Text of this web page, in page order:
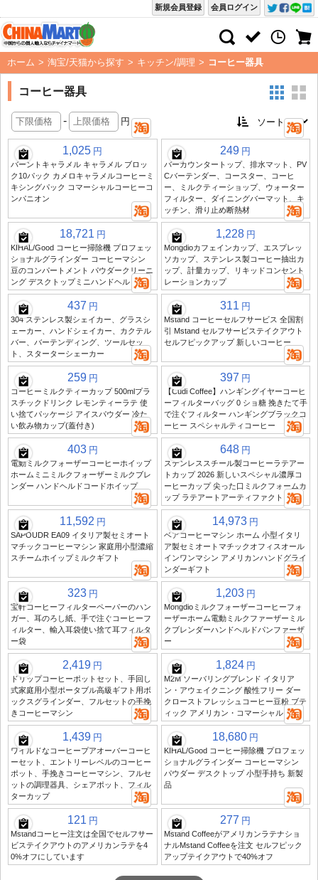
会員ログイン
新規会員登録
ホーム > 淘宝/天猫から探す > キッチン/調理 > コーヒー器具
コーヒー器具
- 円
1,025 円
バーントキャラメル キャラメル ブロッ
ク10パック カメロキャラメルコーヒーミ
キシングパック コマーシャルコーヒーコ
ンパニオン
249 円
バーカウンタートップ、排水マット、PV
Cバーテンダー、コースター、コーヒ
ー、ミルクティーショップ、ウォーター
フィルター、ダイニングバーマット、キ
ッチン、滑り止め断熱材
18,721 円
KIHAL/Good コーヒー掃除機 プロフェッ
ショナルグラインダー コーヒーマシン
豆のコンパートメント パウダークリーニ
ング デスクトップミニハンドヘルド
1,228 円
Mongdioカフェインカップ、エスプレッ
ソカップ、ステンレス製コーヒー抽出カ
ップ、計量カップ、リキッドコンセント
レーションカップ
437 円
304 ステンレス製シェイカー、グラスシ
ェーカー、ハンドシェイカー、カクテル
バー、バーテンディング、ツールセッ
ト、スターターシェーカー
311 円
Mstand コーヒーセルフサービス 全国割
引 Mstand セルフサービステイクアウト
セルフピックアップ 新しいコーヒー
259 円
コーヒーミルクティーカップ 500mlプラ
スチックドリンク レモンティーラテ 使
い捨てパッケージ アイスパウダー 冷た
い飲み物カップ(蓋付き)
397 円
【Cudi Coffee】ハンギングイヤーコーヒ
ーフィルターバッグ 0 ショ糖 挽きたて手
で注ぐフィルター ハンギングブラックコ
ーヒー スペシャルティコーヒー
403 円
電動ミルクフォーザーコーヒーホイップ
ホームミニミルクフォーザーミルクブレ
ンダー ハンドヘルドコードホイップ
648 円
ステンレススチール製コーヒーラテアー
トカップ 2026 新しいスペシャル濃厚コ
ーヒーカップ 尖った口ミルクフォームカ
ップ ラテアートアーティファクト
11,592 円
SAPOUDR EA09 イタリア製セミオート
マチックコーヒーマシン 家庭用小型濃縮
スチームホイップミルクギフト
14,973 円
ベアコーヒーマシン ホーム 小型イタリ
ア製セミオートマチックオフィスオール
インワンマシン アメリカンハンドグライ
ンダーギフト
323 円
宝軒コーヒーフィルターペーパーのハン
ガー、耳のろし紙、手で注ぐコーヒーフ
ィルター、輸入耳袋使い捨て耳フィルタ
ー袋
1,203 円
Mongdioミルクフォーザーコーヒーフォ
ーザーホーム電動ミルクファーザーミル
クブレンダーハンドヘルドパンファーザ
ー
2,419 円
ドリップコーヒーポットセット、手回し
式家庭用小型ポータブル高級ギフト用ボ
ックスグラインダー、フルセットの手挽
きコーヒーマシン
1,824 円
M2M ソーバリングブレンド イタリア
ン・アウェイクニング 酸性フリー ダー
クローストフレッシュコーヒー豆粉 ブテ
ィック アメリカン・コマーシャル 454g
1,439 円
ワイルドなコーヒープアオーバーコーヒ
ーセット、エントリーレベルのコーヒー
ポット、手挽きコーヒーマシン、フルセ
ットの調理器具、シェアポット、フィル
ターカップ
18,680 円
KIHAL/Good コーヒー掃除機 プロフェッ
ショナルグラインダー コーヒーマシン
パウダー デスクトップ 小型手持ち 新製
品
121 円
Mstandコーヒー注文は全国でセルフサー
ビステイクアウトのアメリカンラテを4
0%オフにしています
277 円
Mstand Coffeeがアメリカンラテナショ
ナルMstand Coffeeを注文 セルフピック
アップテイクアウトで40%オフ